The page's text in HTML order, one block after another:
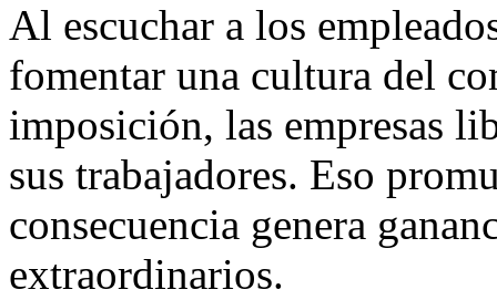
Al escuchar a los
fomentar una cultura del
imposición, las empresas
sus trabajadores. Eso
consecuencia genera
extraordinarios.